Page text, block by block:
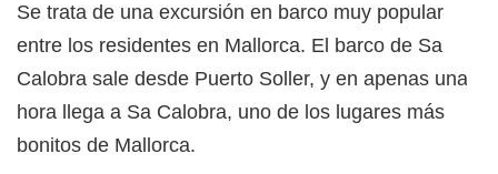
Se trata de una excursión en barco muy popular
entre los residentes en Mallorca. El barco de Sa
Calobra sale desde Puerto Soller, y en apenas una
hora llega a Sa Calobra, uno de los lugares más
bonitos de Mallorca.